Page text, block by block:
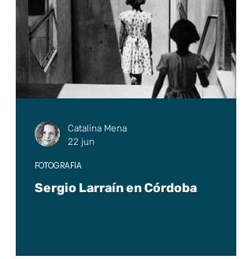
Sergio Larraín en Córdoba
FOTOGRAFÍA
Catalina Mena
22 jun